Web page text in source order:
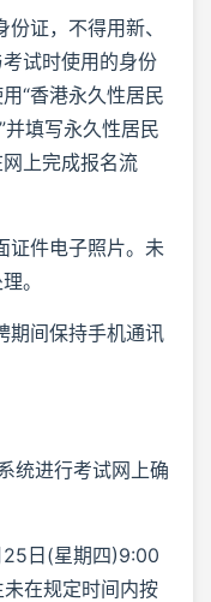
证，不得用新、
试时使用的身份
“香港永久性居民
并填写永久性居民
上完成报名流
证件电子照片。未
。
期间保持手机通讯
统进行考试网上确
日(星期四)9:00
在规定时间内按